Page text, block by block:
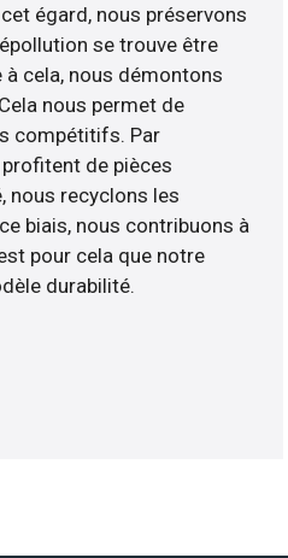
égard, nous préservons
se trouve être
à cela, nous démontons
nous permet de
compétitifs. Par
de pièces
nous recyclons les
biais, nous contribuons à
pour cela que notre
durabilité.